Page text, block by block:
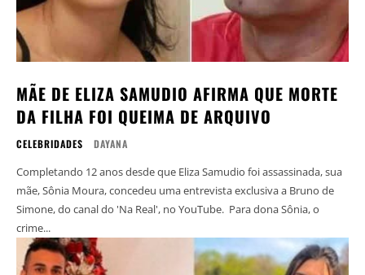
MÃE DE ELIZA SAMUDIO AFIRMA QUE MORTE
DA FILHA FOI QUEIMA DE ARQUIVO
CELEBRIDADES DAYANA
Completando 12 anos desde que Eliza Samudio foi assassinada, sua
mãe, Sônia Moura, concedeu uma entrevista exclusiva a Bruno de
Simone, do canal do 'Na Real', no YouTube. Para dona Sônia, o
crime...